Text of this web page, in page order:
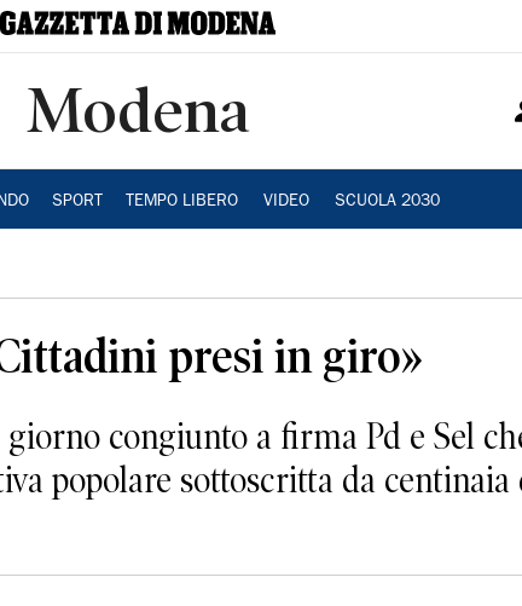
Modena
SPORT TEMPO LIBERO VIDEO SCUOLA 2030
presi in giro»
congiunto a firma Pd e Sel
popolare sottoscritta da